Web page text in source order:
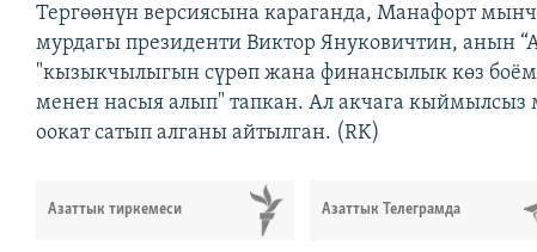
Тергөөнүн версиясына караганда, Манафорт
мурдагы президенти Виктор Януковичтин, анын
"кызыкчылыгын сүрөп жана финансылык көз
менен насыя алып" тапкан. Ал акчага кыймылсыз
оокат сатып алганы айтылган. (RK)
Азаттык тиркемеси Азаттык Телеграмда